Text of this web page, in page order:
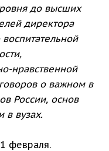
до высших
директора
нравственной
о важном в
России, основ
в вузах.
февраля.